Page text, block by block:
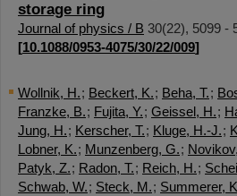
storage ring
Journal of physics / B 30(22), 5099 -
[10.1088/0953-4075/30/22/009]
Wollnik, H.; Beckert, K.; Beha, T.;
Franzke, B.; Fujita, Y.; Geissel, H.;
Jung, H.; Kerscher, T.; Kluge, H.-J.;
Lobner, K.; Munzenberg, G.;
Patyk, Z.; Radon, T.; Reich, H.;
Schwab, W.; Steck, M.; Summerer,